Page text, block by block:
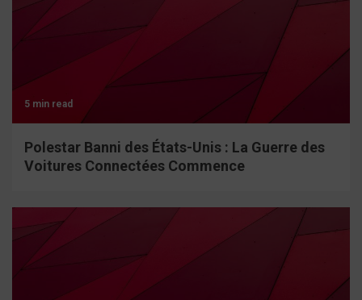
5 min read
Polestar Banni des États-Unis : La Guerre des
Voitures Connectées Commence